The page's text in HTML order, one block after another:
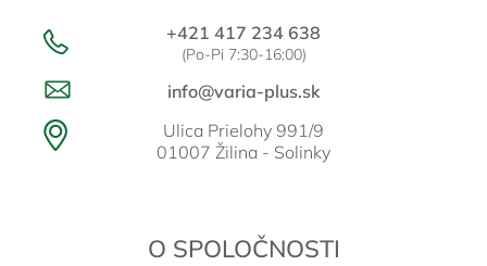
+421 417 234 638
(Po-Pi 7:30-16:00)
info@varia-plus.sk
Ulica Prielohy 991/9
01007 Žilina - Solinky
O SPOLOČNOSTI